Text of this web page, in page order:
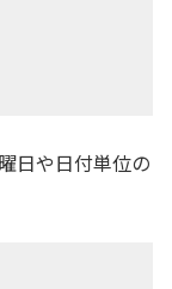
日や日付単位の